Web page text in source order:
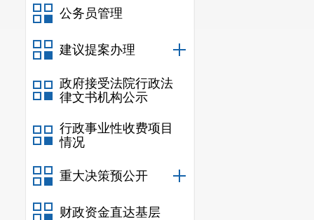
公务员管理
建议提案办理
政府接受法院行政法
律文书机构公示
行政事业性收费项目
情况
重大决策预公开
财政资金直达基层